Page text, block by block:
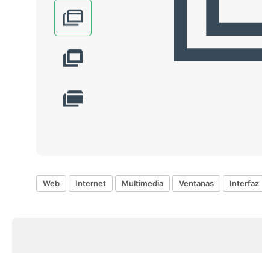
Web Internet Multimedia Ventanas Interfaz